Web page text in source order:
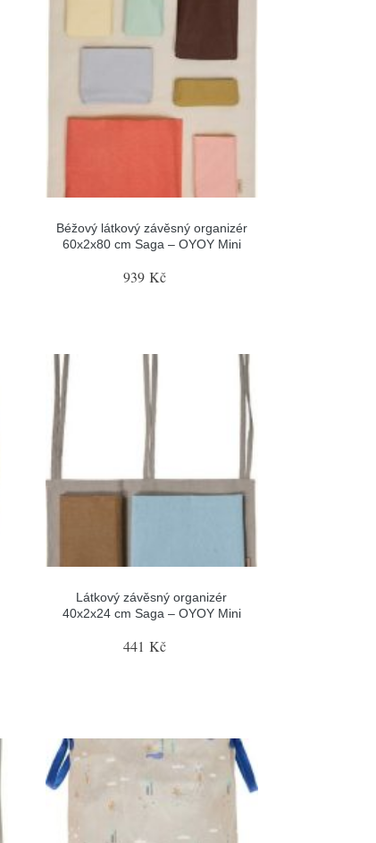
Béžový látkový závěsný organizér
60x2x80 cm Saga – OYOY Mini
939 Kč
Látkový závěsný organizér
40x2x24 cm Saga – OYOY Mini
441 Kč